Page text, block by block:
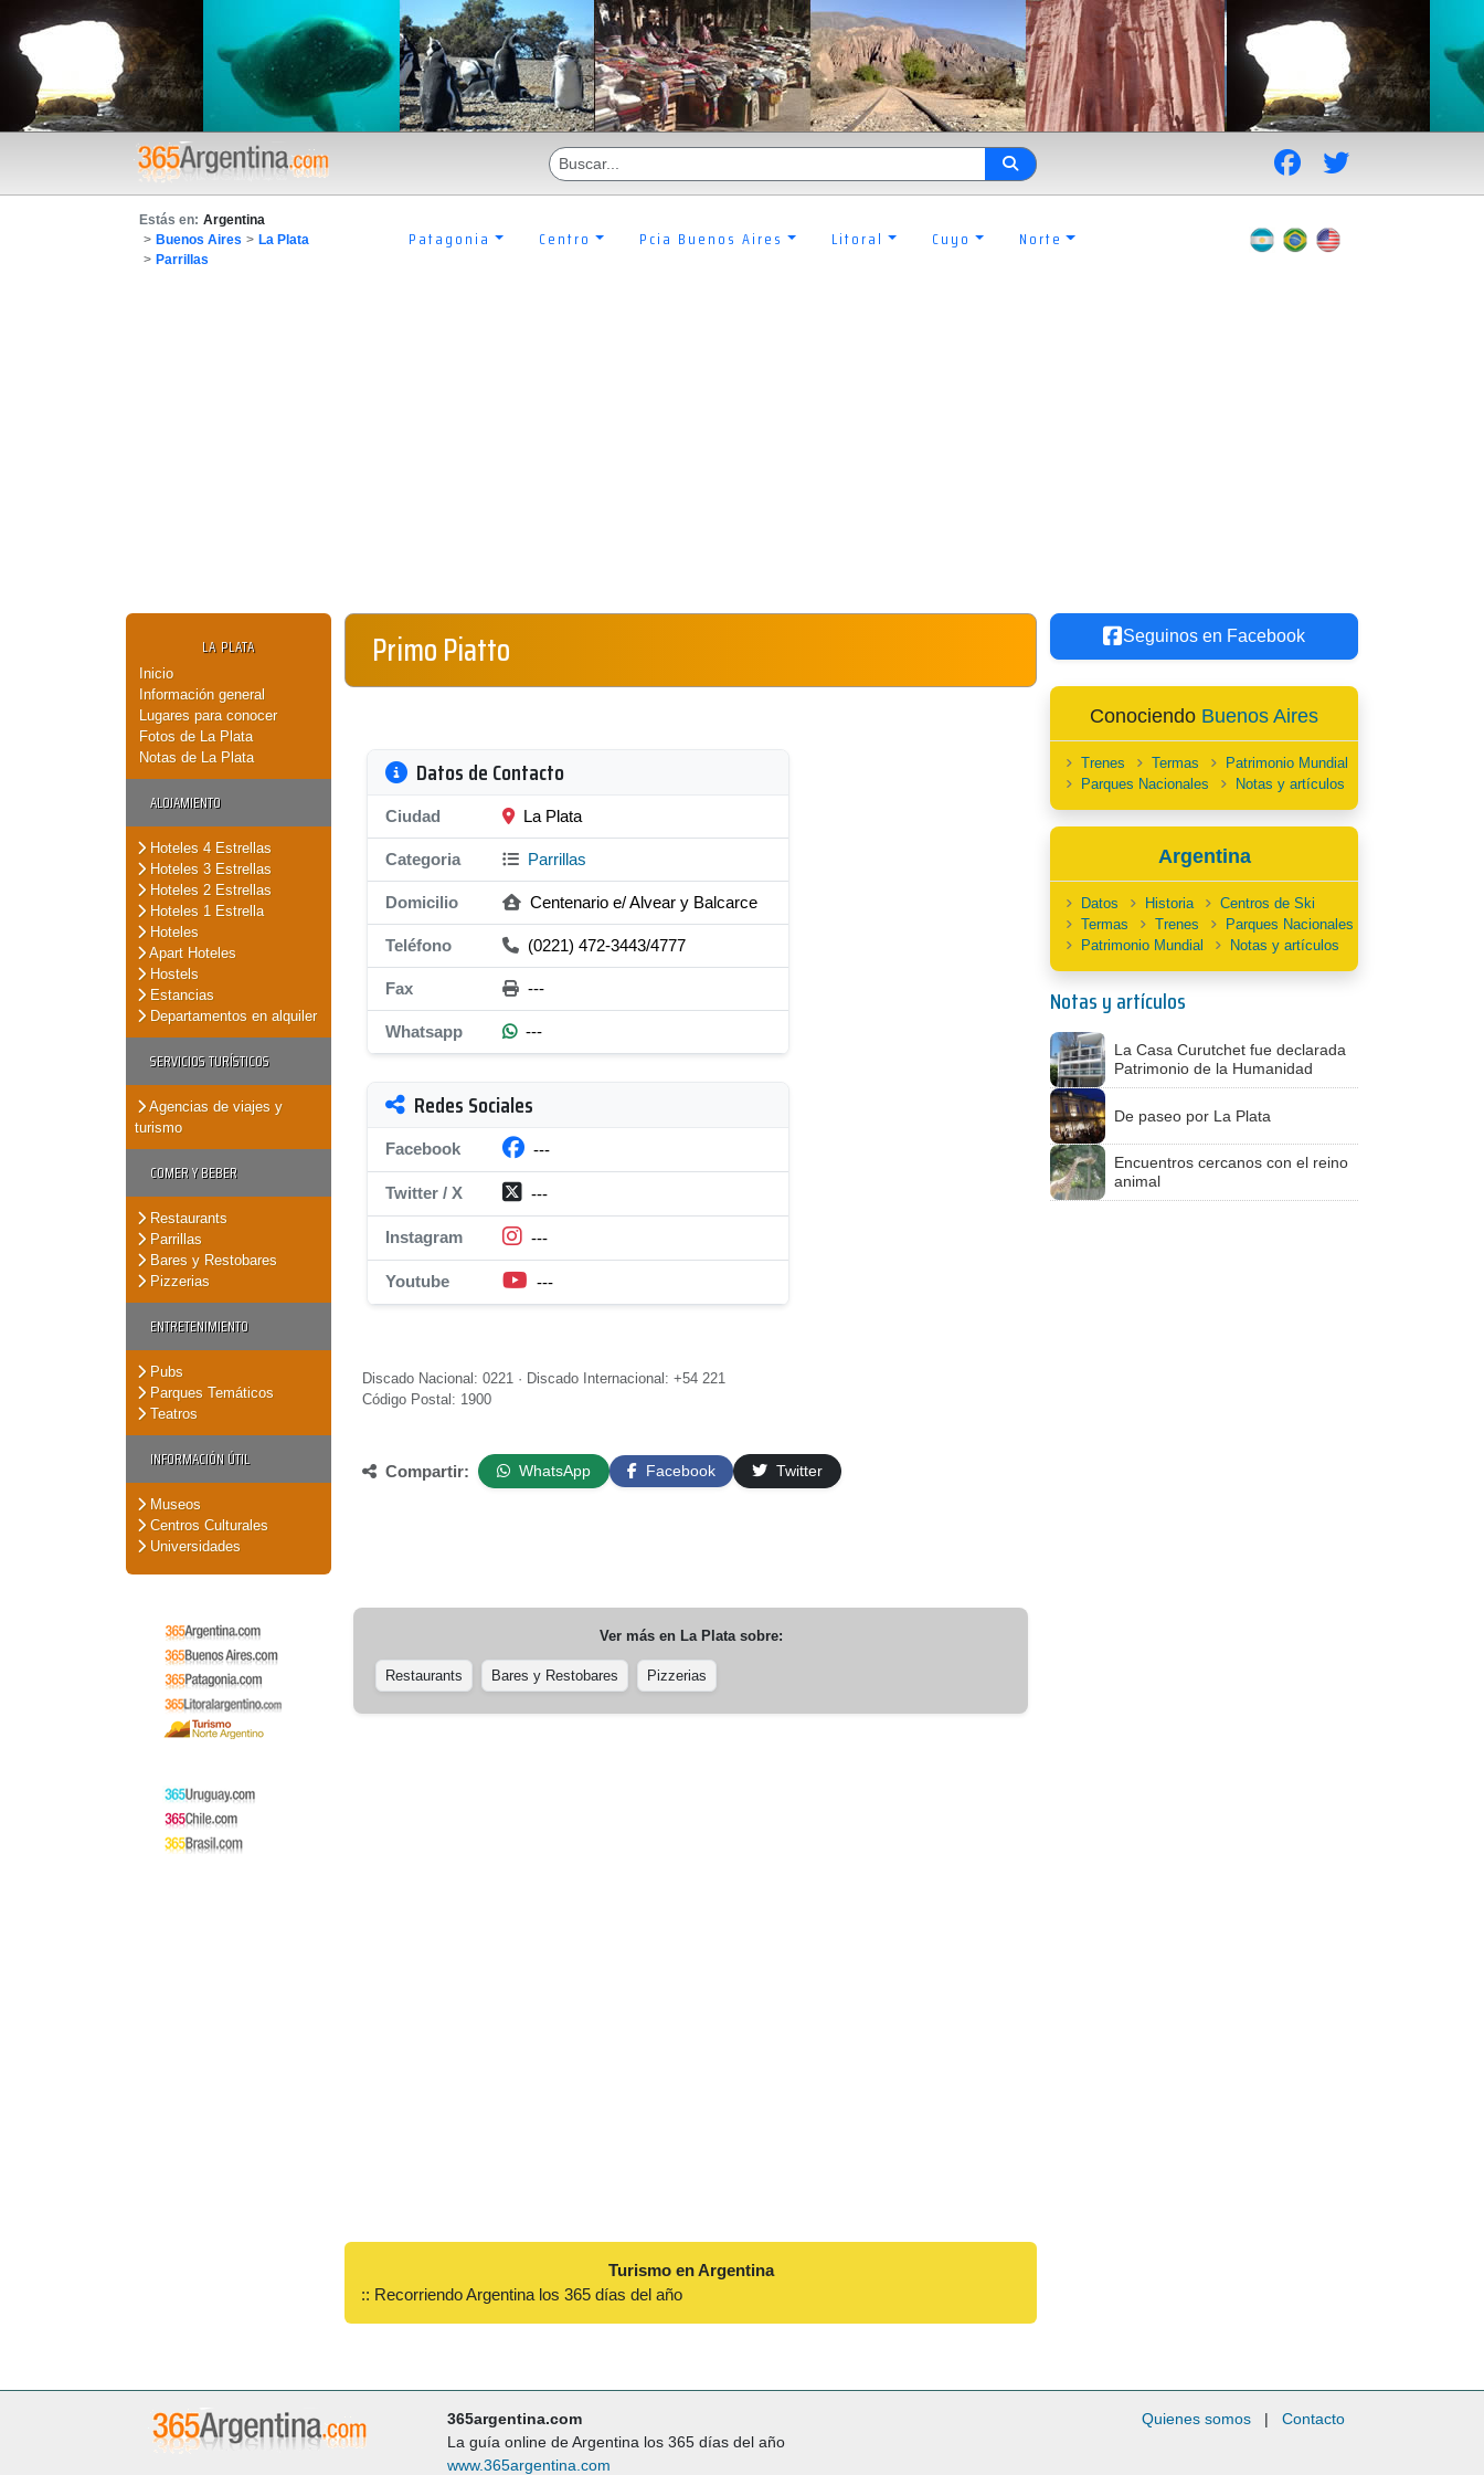
Estás en: Argentina
> Buenos Aires > La Plata
> Parrillas
Patagonia Centro Pcia Buenos Aires Litoral Cuyo Norte
LA PLATA
Inicio
Información general
Lugares para conocer
Fotos de La Plata
Notas de La Plata
ALOJAMIENTO
Hoteles 4 Estrellas
Hoteles 3 Estrellas
Hoteles 2 Estrellas
Hoteles 1 Estrella
Hoteles
Apart Hoteles
Hostels
Estancias
Departamentos en alquiler
SERVICIOS TURÍSTICOS
Agencias de viajes y
turismo
COMER Y BEBER
Restaurants
Parrillas
Bares y Restobares
Pizzerias
ENTRETENIMIENTO
Pubs
Parques Temáticos
Teatros
INFORMACIÓN ÚTIL
Museos
Centros Culturales
Universidades
Primo Piatto
Datos de Contacto
Ciudad La Plata
Categoria Parrillas
Domicilio Centenario e/ Alvear y Balcarce
Teléfono (0221) 472-3443/4777
Fax ---
Whatsapp ---
Redes Sociales
Facebook ---
Twitter / X ---
Instagram ---
Youtube ---
Discado Nacional: 0221 · Discado Internacional: +54 221
Código Postal: 1900
Compartir: WhatsApp Facebook Twitter
Ver más en La Platasobre:
Restaurants Bares y Restobares Pizzerias
Turismo en Argentina
:: Recorriendo Argentina los 365 días del año
Seguinos en Facebook
Conociendo Buenos Aires
Trenes Termas
Patrimonio Mundial
Parques Nacionales
Notas y artículos
Argentina
Datos Historia
Centros de Ski
Termas
Trenes
Parques Nacionales
Patrimonio Mundial
Notas y artículos
Notas y artículos
La Casa Curutchet fue declarada
Patrimonio de la Humanidad
De paseo por La Plata
Encuentros cercanos con el reino
animal
365argentina.com
La guía online de Argentina los 365 días del año
www.365argentina.com
Quienes somos | Contacto